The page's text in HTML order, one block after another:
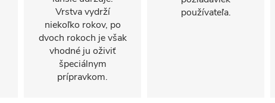
Vrstva vydrží
niekoľko rokov, po
dvoch rokoch je však
vhodné ju oživiť
špeciálnym
prípravkom.
používateľa.